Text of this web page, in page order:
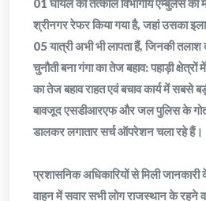
श्रीनगर रेफर किया गया है, जहां उसका
​05 यात्री अभी भी लापता हैं, जिनकी तलाश
​चुनौती बना गंगा का तेज बहाव: पहाड़ी
का तेज बहाव राहत एवं बचाव कार्य में सबसे
बावजूद एसडीआरएफ और जल पुलिस के
डालकर लगातार सर्च ऑपरेशन चला रहे हैं।
​प्रशासनिक अधिकारियों से मिली
वाहन में सवार सभी लोग राजस्थान के रहने